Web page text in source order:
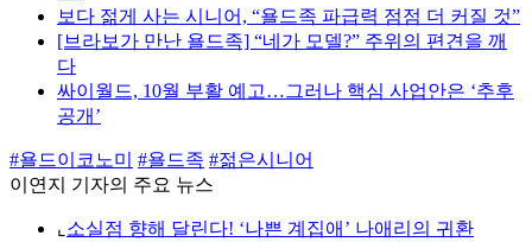
보다 젊게 사는 시니어, “욜드족 파급력 점점 더 커질 것”
[브라보가 만난 욜드족] “네가 모델?” 주위의 편견을 깨
다
싸이월드, 10월 부활 예고…그러나 핵심 사업안은 ‘추후
공개’
#욜드이코노미 #욜드족 #젊은시니어
이연지 기자의 주요 뉴스
⌞ 소실점 향해 달린다! ‘나쁜 계집애’ 나애리의 귀환